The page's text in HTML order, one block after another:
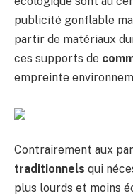
publicité gonflable
partir de matériaux
ces supports de
empreinte
Contrairement aux
traditionnels qui
plus lourds et moins